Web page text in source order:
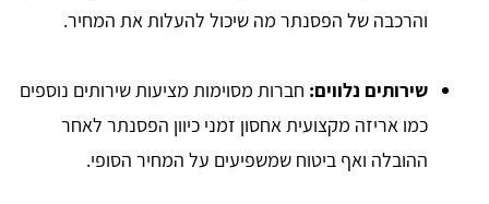
והרכבה של הפסנתר מה שיכול להעלות את המחיר.
שירותים נלווים: חברות מסוימות מציעות שירותים נוספים
כמו אריזה מקצועית אחסון זמני כיוון הפסנתר לאחר
ההובלה ואף ביטוח שמשפיעים על המחיר הסופי.